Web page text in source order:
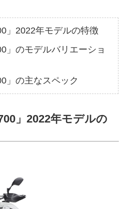
」2022年モデルの特徴
」のモデルバリエーショ
」の主なスペック
」2022年モデルの